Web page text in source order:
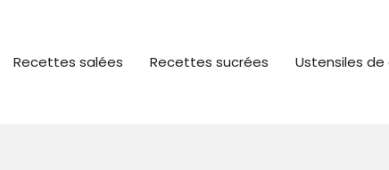
Recettes salées Recettes sucrées Ustensiles de